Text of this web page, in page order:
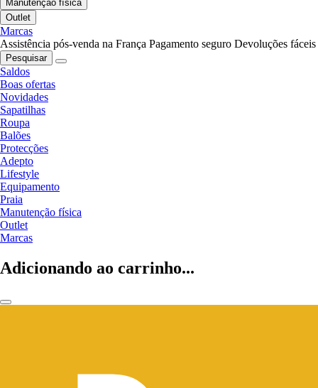
Manutenção física
Outlet
Marcas
Assistência pós-venda na França Pagamento seguro Devoluções fáceis
Pesquisar
Saldos
Boas ofertas
Novidades
Sapatilhas
Roupa
Balões
Protecções
Adepto
Lifestyle
Equipamento
Praia
Manutenção física
Outlet
Marcas
Adicionando ao carrinho...